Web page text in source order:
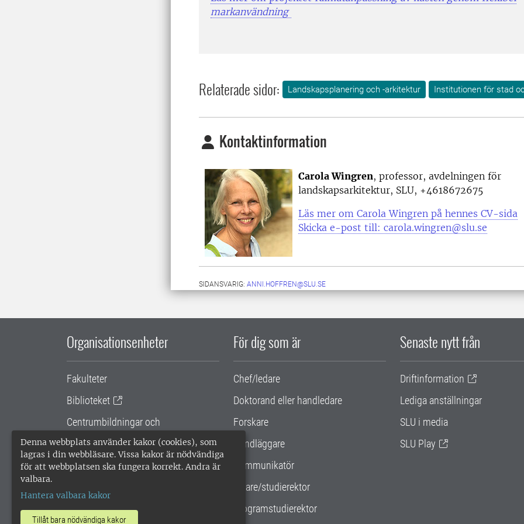
Denna webbplats använder kakor (cookies), som
lagras i din webbläsare. Vissa kakor är nödvändiga
för att webbplatsen ska fungera korrekt. Andra är
valbara.
Hantera valbara kakor
Tillåt bara nödvändiga kakor
markanvändning
Relaterade sidor: Landskapsplanering och -arkitektur Institutionen för stad
Kontaktinformation
Carola Wingren, professor, avdelningen för
landskapsarkitektur, SLU, +4618672675
Läs mer om Carola Wingren på hennes CV-sida
Skicka e-post till: carola.wingren@slu.se
SIDANSVARIG: ANNI.HOFFREN@SLU.SE
Organisationsenheter
Fakulteter
Biblioteket
Centrumbildningar och
samarbetsprojekt
Gemensamma verksamhetsstödet
För dig som är
Chef/ledare
Doktorand eller handledare
Forskare
Handläggare
Kommunikatör
Lärare/studierektor
Programstudierektor
Senaste nytt från
Driftinformation
Lediga anställningar
SLU i media
SLU Play